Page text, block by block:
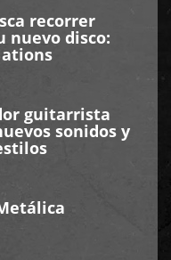
recorrer
nuevo disco:
guitarrista
sonidos y